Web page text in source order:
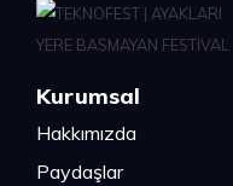
Kurumsal
Hakkımızda
Paydaşlar